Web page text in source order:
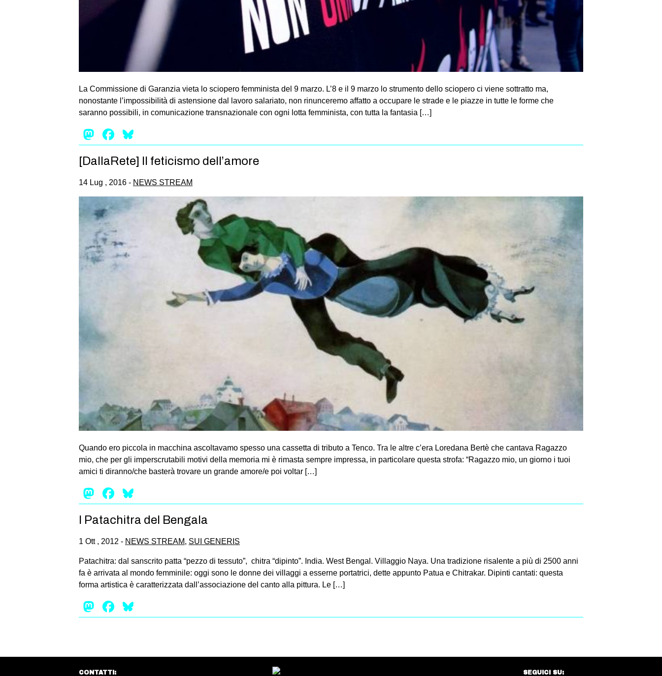
La Commissione di Garanzia vieta lo sciopero femminista del 9 marzo. L’8 e il 9 marzo lo strumento dello sciopero ci viene sottratto ma,
nonostante l’impossibilità di astensione dal lavoro salariato, non rinunceremo affatto a occupare le strade e le piazze in tutte le forme che
saranno possibili, in comunicazione transnazionale con ogni lotta femminista, con tutta la fantasia […]
Mastodon
Facebook
[DallaRete] Il feticismo dell’amore
14 Lug , 2016 - NEWS STREAM
Quando ero piccola in macchina ascoltavamo spesso una cassetta di tributo a Tenco. Tra le altre c’era Loredana Bertè che cantava Ragazzo
mio, che per gli imperscrutabili motivi della memoria mi è rimasta sempre impressa, in particolare questa strofa: “Ragazzo mio, un giorno i tuoi
amici ti diranno/che basterà trovare un grande amore/e poi voltar […]
Mastodon
Facebook
I Patachitra del Bengala
1 Ott , 2012 - NEWS STREAM, SUI GENERIS
Patachitra: dal sanscrito patta “pezzo di tessuto”, chitra “dipinto”. India. West Bengal. Villaggio Naya. Una tradizione risalente a più di 2500 anni
fa è arrivata al mondo femminile: oggi sono le donne dei villaggi a esserne portatrici, dette appunto Patua e Chitrakar. Dipinti cantati: questa
forma artistica è caratterizzata dall’associazione del canto alla pittura. Le […]
Mastodon
Facebook
CONTATTI: SEGUICI SU: